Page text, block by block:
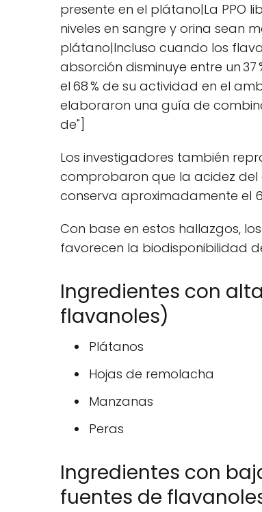
presente en el plátano|La PPO
niveles en sangre y orina sean
plátano|Incluso cuando los
absorción disminuye entre un 37
el 68 % de su actividad en el
elaboraron una guía de
de"]
Los investigadores también
comprobaron que la acidez del
conserva aproximadamente el
Con base en estos hallazgos,
favorecen la biodisponibilidad
Ingredientes con
flavanoles)
Plátanos
Hojas de remolacha
Manzanas
Peras
Ingredientes con
fuentes de